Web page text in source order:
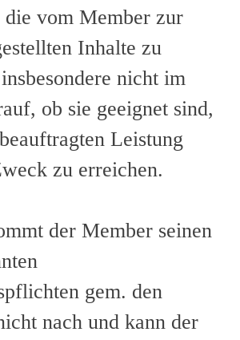
vom Member zur
Inhalte zu
nicht im
ob sie geeignet sind,
Leistung
zu erreichen.
der Member seinen
gem. den
nach und kann der